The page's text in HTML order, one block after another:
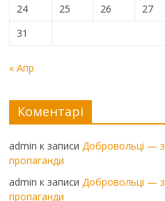
24
25 26 27
31
« Апр
Коментарі
admin к записи Добровольці —
пропаганди
admin к записи Добровольці —
пропаганди